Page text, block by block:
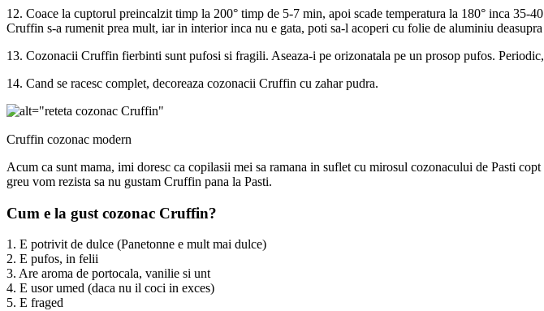
12. Coace la cuptorul preincalzit timp la 200° timp de 5-7 min, apoi scade temperatura la 180° inca
Cruffin s-a rumenit prea mult, iar in interior inca nu e gata, poti sa-l acoperi cu folie de aluminiu
13. Cozonacii Cruffin fierbinti sunt pufosi si fragili. Aseaza-i pe orizonatala pe un prosop pufos.
14. Cand se racesc complet, decoreaza cozonacii Cruffin cu zahar pudra.
Cruffin cozonac modern
Acum ca sunt mama, imi doresc ca copilasii mei sa ramana in suflet cu mirosul cozonacului de Pasti
greu vom rezista sa nu gustam Cruffin pana la Pasti.
Cum e la gust cozonac Cruffin?
1. E potrivit de dulce (Panetonne e mult mai dulce)
2. E pufos, in felii
3. Are aroma de portocala, vanilie si unt
4. E usor umed (daca nu il coci in exces)
5. E fraged